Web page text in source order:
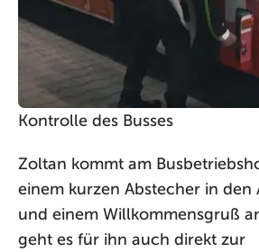
Kontrolle des Busses
Zoltan kommt am
einem kurzen Abstecher in den
und einem Willkommensgruß
geht es für ihn auch direkt zur